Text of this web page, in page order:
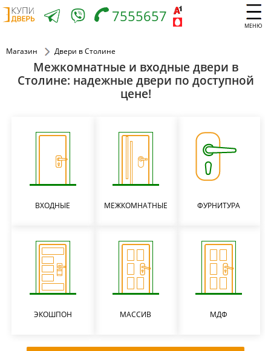
МЕНЮ
7555657
Магазин Двери в Столине
Межкомнатные и входные двери в
Столине: надежные двери по доступной
цене!
ВХОДНЫЕ МЕЖКОМНАТНЫЕ ФУРНИТУРА
ЭКОШПОН МАССИВ МДФ